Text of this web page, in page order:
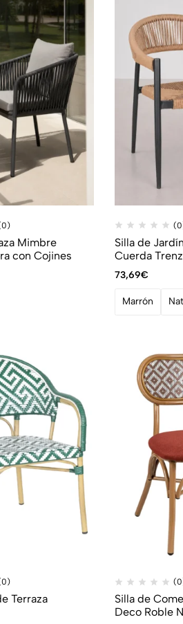
Mimbre
con Cojines
Silla de
Cuerda
73,69€
Marrón
Terraza
Silla de
Deco Roble